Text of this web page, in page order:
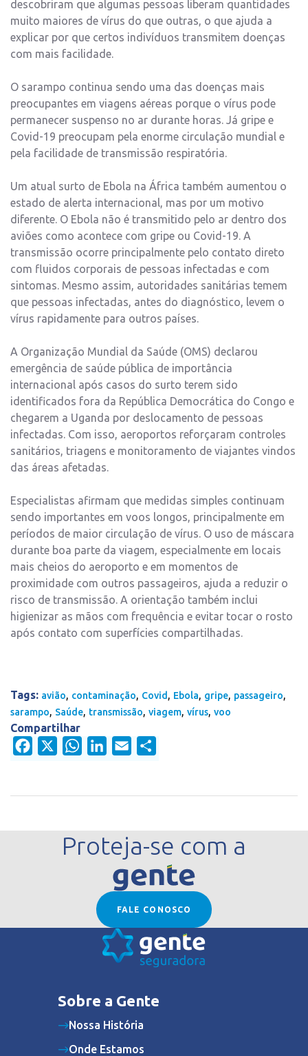
descobriram que algumas pessoas liberam quantidades
muito maiores de vírus do que outras, o que ajuda a
explicar por que certos indivíduos transmitem doenças
com mais facilidade.
O sarampo continua sendo uma das doenças mais
preocupantes em viagens aéreas porque o vírus pode
permanecer suspenso no ar durante horas. Já gripe e
Covid-19 preocupam pela enorme circulação mundial e
pela facilidade de transmissão respiratória.
Um atual surto de Ebola na África também aumentou o
estado de alerta internacional, mas por um motivo
diferente. O Ebola não é transmitido pelo ar dentro dos
aviões como acontece com gripe ou Covid-19. A
transmissão ocorre principalmente pelo contato direto
com fluidos corporais de pessoas infectadas e com
sintomas. Mesmo assim, autoridades sanitárias temem
que pessoas infectadas, antes do diagnóstico, levem o
vírus rapidamente para outros países.
A Organização Mundial da Saúde (OMS) declarou
emergência de saúde pública de importância
internacional após casos do surto terem sido
identificados fora da República Democrática do Congo e
chegarem a Uganda por deslocamento de pessoas
infectadas. Com isso, aeroportos reforçaram controles
sanitários, triagens e monitoramento de viajantes vindos
das áreas afetadas.
Especialistas afirmam que medidas simples continuam
sendo importantes em voos longos, principalmente em
períodos de maior circulação de vírus. O uso de máscara
durante boa parte da viagem, especialmente em locais
mais cheios do aeroporto e em momentos de
proximidade com outros passageiros, ajuda a reduzir o
risco de transmissão. A orientação também inclui
higienizar as mãos com frequência e evitar tocar o rosto
após contato com superfícies compartilhadas.
Tags: avião, contaminação, Covid , Ebola, gripe, passageiro,
sarampo, Saúde, transmissão, viagem, vírus, voo
Compartilhar
Facebook
WhatsAppLinkedIn
Email
Proteja-se com a
FALE CONOSCO
Sobre a Gente
Nossa História
Onde Estamos